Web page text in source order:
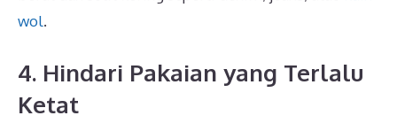
wol.
4. Hindari Pakaian yang Terlalu
Ketat